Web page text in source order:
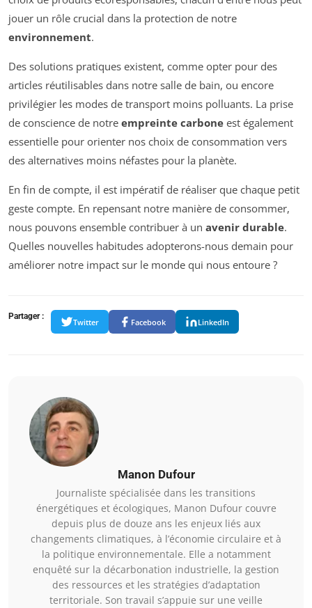
jouer un rôle crucial dans la protection de notre
environnement.
Des solutions pratiques existent, comme opter pour des
articles réutilisables dans notre salle de bain, ou encore
privilégier les modes de transport moins polluants. La prise
de conscience de notre empreinte carbone est également
essentielle pour orienter nos choix de consommation vers
des alternatives moins néfastes pour la planète.
En fin de compte, il est impératif de réaliser que chaque petit
geste compte. En repensant notre manière de consommer,
nous pouvons ensemble contribuer à un avenir durable.
Quelles nouvelles habitudes adopterons-nous demain pour
améliorer notre impact sur le monde qui nous entoure ?
Partager :
Twitter Facebook LinkedIn
Manon Dufour
Journaliste spécialisée dans les transitions
énergétiques et écologiques, Manon Dufour couvre
depuis plus de douze ans les enjeux liés aux
changements climatiques, à l’économie circulaire et à
la politique environnementale. Elle a notamment
enquêté sur la décarbonation industrielle, la gestion
des ressources et les stratégies d’adaptation
territoriale. Son travail s’appuie sur une veille